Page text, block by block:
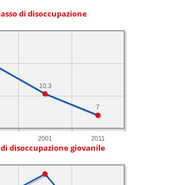
di disoccupazione
2001 2011
7
10.3
di disoccupazione giovanile